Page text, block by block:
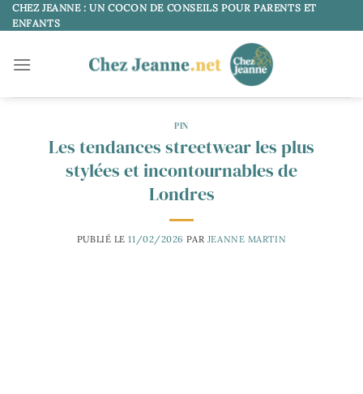
Passer
au
CHEZ JEANNE : UN COCON DE CONSEILS POUR PARENTS ET
ENFANTS
PIN
Les tendances streetwear les plus
stylées et incontournables de
Londres
PUBLIÉ LE11/02/2026 PAR JEANNE MARTIN